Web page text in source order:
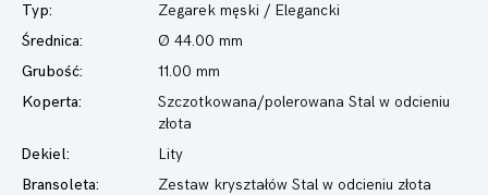
Typ:
Zegarek męski / Elegancki
Średnica:
Ø 44.00 mm
Grubość:
11.00 mm
Koperta:
Szczotkowana/polerowana Stal w odcieniu
złota
Dekiel:
Lity
Bransoleta:
Zestaw kryształów Stal w odcieniu złota